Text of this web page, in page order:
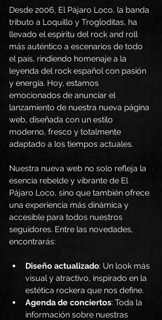
Desde 2006, El Pájaro Loco, la banda
tributo a Loquillo y Trogloditas, ha
llevado el espíritu del rock and roll
más auténtico a escenarios de todo
el país, rindiendo homenaje a la
leyenda del rock español con pasión
y energía. Hoy, estamos
emocionados de anunciar el
lanzamiento de nuestra nueva página
web, diseñada con un estilo
moderno, fresco y totalmente
adaptado a los tiempos actuales.
Nuestra nueva web no solo refleja la
esencia rebelde y vibrante de El
Pájaro Loco, sino que también ofrece
una experiencia más dinámica y
accesible para todos nuestros
seguidores. Entre las novedades,
encontrarás:
Diseño actualizado: Un look más
visual y atractivo, inspirado en la
estética rockera que nos define.
Agenda de conciertos: Toda la
información sobre nuestras